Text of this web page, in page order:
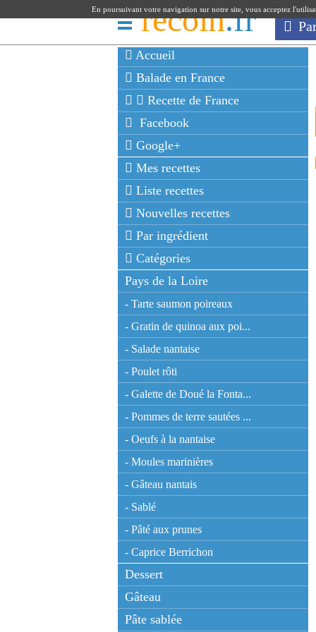
recoin.fr
Accueil
Balade en France
Recette de France
Facebook
Google+
Mes recettes
Liste recettes
Nouvelles recettes
Par ingrédient
Catégories
Pays de la Loire
- Tarte saumon poireaux
- Gratin de quinoa aux poi...
- Salade nantaise
- Poulet rôti
- Galette de Doué la Fonta...
- Pommes de terre sautées ...
- Oeufs à la nantaise
- Moules marinières
- Gâteau nantais
- Sablé
- Pâté aux prunes
- Caprice Berrichon
Dessert
Gâteau
Pâte sablée
En poursuivant votre navigation sur notre site, vous acceptez